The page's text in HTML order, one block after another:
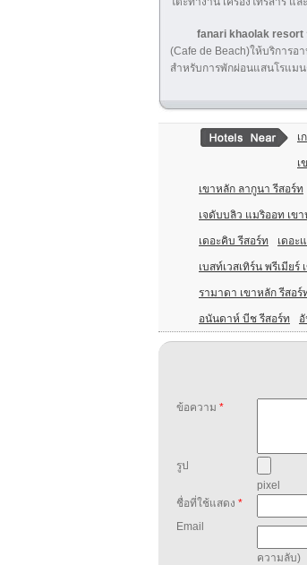
fanari khaolak resort
(Cafe de Beach)ให้บริการ
สำหรับการพักผ่อนแสนโรแม
เ
เ
เขาหลัก ลากูนา รีสอร์ท
เจดับบลิว แมริออท เข
เดอะคิบ รีสอร์ท เดอะ
เบสท์เวสเทิร์น พรีเมียร์
รามาดา เขาหลัก รีสอร์
อนันดาห์ บีช รีสอร์ท
ข้อความ *
รูป
pixel
ชื่อที่ใช้แสดง *
Email
ความลับ)